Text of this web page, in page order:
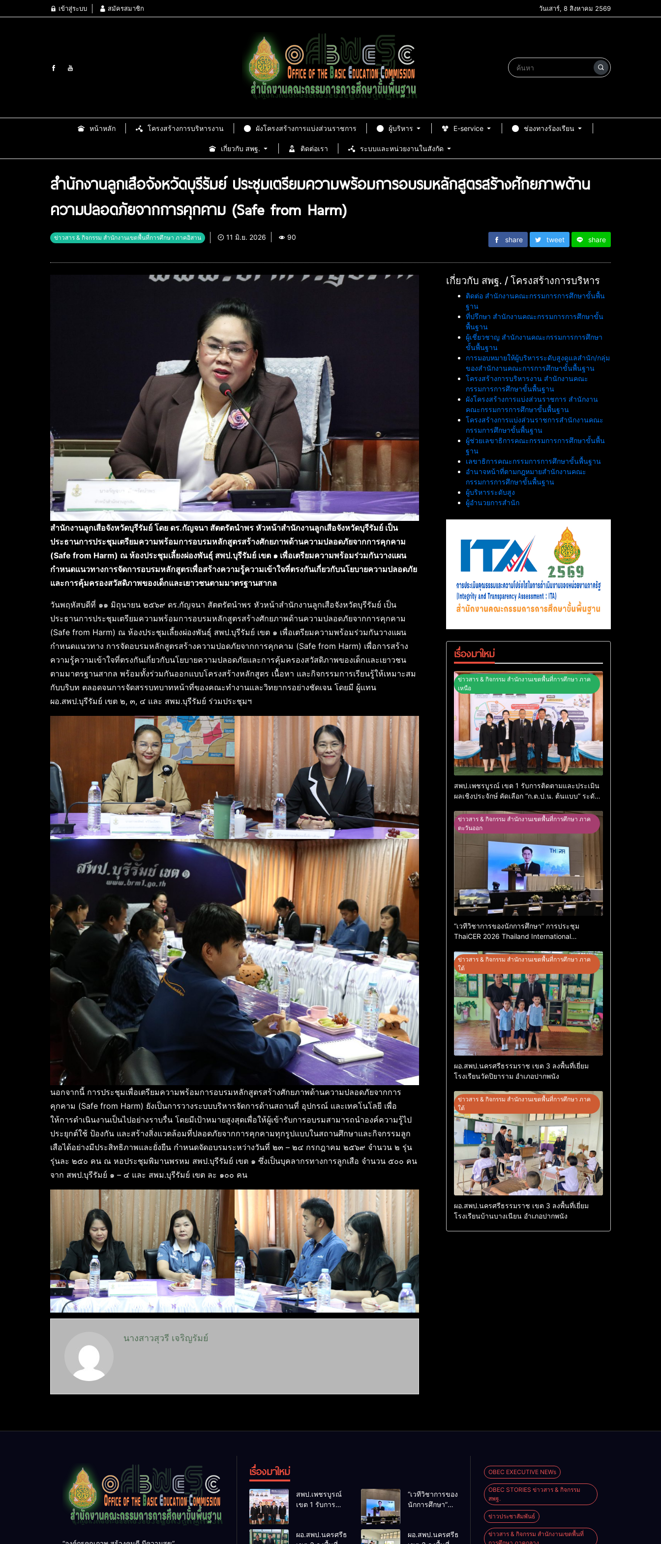
เข้าสู่ระบบ สมัครสมาชิก วันเสาร์, 8 สิงหาคม 2569
หน้าหลัก โครงสร้างการบริหารงาน ผังโครงสร้างการแบ่งส่วนราชการ ผู้บริหาร E-service ช่องทางร้องเรียน
เกี่ยวกับ สพฐ. ติดต่อเรา ระบบและหน่วยงานในสังกัด
สำนักงานลูกเสือจังหวัดบุรีรัมย์ ประชุมเตรียมความพร้อมการอบรมหลักสูตรสร้างศักยภาพด้าน
ความปลอดภัยจากการคุกคาม (Safe from Harm)
ข่าวสาร & กิจกรรม สำนักงานเขตพื้นที่การศึกษา ภาคอิสาน 11 มิ.ย. 2026 90 share tweet share
สำนักงานลูกเสือจังหวัดบุรีรัมย์ โดย ดร.กัญจนา สัตตรัตนำพร หัวหน้าสำนักงานลูกเสือจังหวัดบุรีรัมย์ เป็น
ประธานการประชุมเตรียมความพร้อมการอบรมหลักสูตรสร้างศักยภาพด้านความปลอดภัยจากการคุกคาม
(Safe from Harm) ณ ห้องประชุมเลี้ยงผ่องพันธุ์ สพป.บุรีรัมย์ เขต ๑ เพื่อเตรียมความพร้อมร่วมกันวางแผน
กำหนดแนวทางการจัดการอบรมหลักสูตรเพื่อสร้างความรู้ความเข้าใจที่ตรงกันเกี่ยวกับนโยบายความปลอดภัย
และการคุ้มครองสวัสดิภาพของเด็กและเยาวชนตามมาตรฐานสากล
วันพฤหัสบดีที่ ๑๑ มิถุนายน ๒๕๖๙ ดร.กัญจนา สัตตรัตนำพร หัวหน้าสำนักงานลูกเสือจังหวัดบุรีรัมย์ เป็น
ประธานการประชุมเตรียมความพร้อมการอบรมหลักสูตรสร้างศักยภาพด้านความปลอดภัยจากการคุกคาม
(Safe from Harm) ณ ห้องประชุมเลี้ยงผ่องพันธุ์ สพป.บุรีรัมย์ เขต ๑ เพื่อเตรียมความพร้อมร่วมกันวางแผน
กำหนดแนวทาง การจัดอบรมหลักสูตรสร้างความปอดภัยจากการคุกคาม (Safe from Harm) เพื่อการสร้าง
ความรู้ความเข้าใจที่ตรงกันเกี่ยวกับนโยบายความปลอดภัยและการคุ้มครองสวัสดิภาพของเด็กและเยาวชน
ตามมาตรฐานสากล พร้อมทั้งร่วมกันออกแบบโครงสร้างหลักสูตร เนื้อหา และกิจกรรมการเรียนรู้ให้เหมาะสม
กับบริบท ตลอดจนการจัดสรรบทบาทหน้าที่ของคณะทำงานและวิทยากรอย่างชัดเจน โดยมี ผู้แทน
ผอ.สพป.บุรีรัมย์ เขต ๒, ๓, ๔ และ สพม.บุรีรัมย์ ร่วมประชุมฯ
นอกจากนี้ การประชุมเพื่อเตรียมความพร้อมการอบรมหลักสูตรสร้างศักยภาพด้านความปลอดภัยจากการ
คุกคาม (Safe from Harm) ยังเป็นการวางระบบบริหารจัดการด้านสถานที่ อุปกรณ์ และเทคโนโลยี เพื่อ
ให้การดำเนินงานเป็นไปอย่างราบรื่น โดยมีเป้าหมายสูงสุดเพื่อให้ผู้เข้ารับการอบรมสามารถนำองค์ความรู้ไป
ประยุกต์ใช้ ป้องกัน และสร้างสิ่งแวดล้อมที่ปลอดภัยจากการคุกคามทุกรูปแบบในสถานศึกษาและกิจกรรมลูก
เสือได้อย่างมีประสิทธิภาพและยั่งยืน กำหนดจัดอบรมระหว่างวันที่ ๒๓ – ๒๔ กรกฎาคม ๒๕๖๙ จำนวน ๒ รุ่น
รุ่นละ ๒๕๐ คน ณ หอประชุมพิมานพรหม สพป.บุรีรัมย์ เขต ๑ ซึ่งเป็นบุคลากรทางการลูกเสือ จำนวน ๕๐๐ คน
จาก สพป.บุรีรัมย์ ๑ – ๔ และ สพม.บุรีรัมย์ เขต ละ ๑๐๐ คน
นางสาวสุวรี เจริญรัมย์
เกี่ยวกับ สพฐ. / โครงสร้างการบริหาร
ติดต่อ สำนักงานคณะกรรมการการศึกษาขั้นพื้น
ฐาน
ที่ปรึกษา สำนักงานคณะกรรมการการศึกษาขั้น
พื้นฐาน
ผู้เชี่ยวชาญ สำนักงานคณะกรรมการการศึกษา
ขั้นพื้นฐาน
การมอบหมายให้ผู้บริหารระดับสูงดูแลสำนัก/กลุ่ม
ของสำนักงานคณะการการศึกษาขั้นพื้นฐาน
โครงสร้างการบริหารงาน สำนักงานคณะ
กรรมการการศึกษาขั้นพื้นฐาน
ผังโครงสร้างการแบ่งส่วนราชการ สำนักงาน
คณะกรรมการการศึกษาขั้นพื้นฐาน
โครงสร้างการแบ่งส่วนราชการสำนักงานคณะ
กรรมการศึกษาขั้นพื้นฐาน
ผู้ช่วยเลขาธิการคณะกรรมการการศึกษาขั้นพื้น
ฐาน
เลขาธิการคณะกรรมการการศึกษาขั้นพื้นฐาน
อำนาจหน้าที่ตามกฎหมายสำนักงานคณะ
กรรมการการศึกษาขั้นพื้นฐาน
ผู้บริหารระดับสูง
ผู้อำนวยการสำนัก
เรื่องมาใหม่
ข่าวสาร & กิจกรรม สำนักงานเขตพื้นที่การศึกษา ภาค
เหนือ
สพป.เพชรบูรณ์ เขต 1 รับการติดตามและประเมิน
ผลเชิงประจักษ์ คัดเลือก “ก.ต.ป.น. ต้นแบบ” ระดับ
ข่าวสาร & กิจกรรม สำนักงานเขตพื้นที่การศึกษา ภาค
ตะวันออก
“เวทีวิชาการของนักการศึกษา” การประชุม
ThaiCER 2026 Thailand International
2026
ข่าวสาร & กิจกรรม สำนักงานเขตพื้นที่การศึกษา ภาค
ใต้
ผอ.สพป.นครศรีธรรมราช เขต 3 ลงพื้นที่เยี่ยม
โรงเรียนวัดปิยาราม อำเภอปากพนัง
ข่าวสาร & กิจกรรม สำนักงานเขตพื้นที่การศึกษา ภาค
ใต้
ผอ.สพป.นครศรีธรรมราช เขต 3 ลงพื้นที่เยี่ยม
โรงเรียนบ้านบางเนียน อำเภอปากพนัง
เรื่องมาใหม่
สพป.เพชรบูรณ์
เขต 1 รับการ
ประจักษ์ คัดเลือก
“เวทีวิชาการของ
นักการศึกษา”
Thailand
ผอ.สพป.นครศรีธรรมราช
ผอ.สพป.นครศรีธรรมราช
OBEC EXECUTIVE NEWs
OBEC STORIES ข่าวสาร & กิจกรรม
สพฐ.
ข่าวประชาสัมพันธ์
ข่าวสาร & กิจกรรม สำนักงานเขตพื้นที่